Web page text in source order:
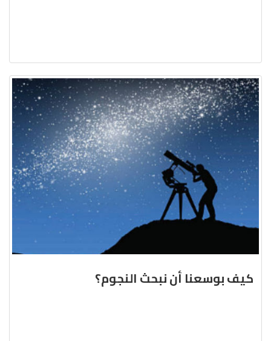
كيف بوسعنا أن نبحث النجوم؟